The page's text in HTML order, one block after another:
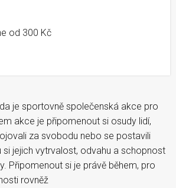
od 300 Kč
národa &#8211; Ústí nad Labem
je sportovně společenská akce pro
akce je připomenout si osudy lidí,
za svobodu nebo se postavili
jejich vytrvalost, odvahu a schopnost
Připomenout si je právě během, pro
rovněž